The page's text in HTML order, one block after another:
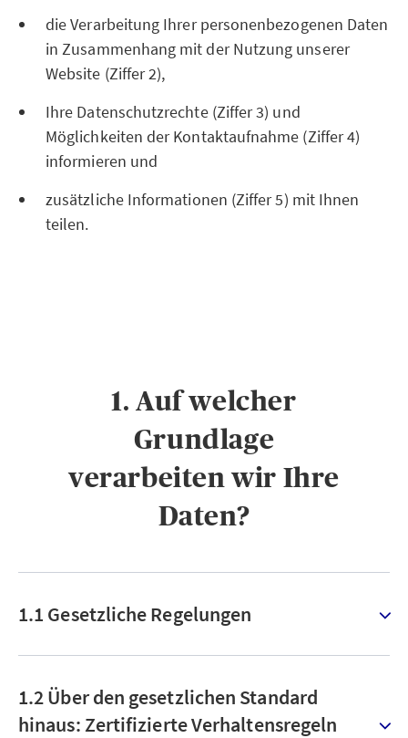
die Verarbeitung Ihrer personenbezogenen Daten
in Zusammenhang mit der Nutzung unserer
Website (Ziffer 2),
Ihre Datenschutzrechte (Ziffer 3) und
Möglichkeiten der Kontaktaufnahme (Ziffer 4)
informieren und
zusätzliche Informationen (Ziffer 5) mit Ihnen
teilen.
1. Auf welcher
Grundlage
verarbeiten wir Ihre
Daten?
1.1 Gesetzliche Regelungen
1.2 Über den gesetzlichen Standard
hinaus: Zertifizierte Verhaltensregeln